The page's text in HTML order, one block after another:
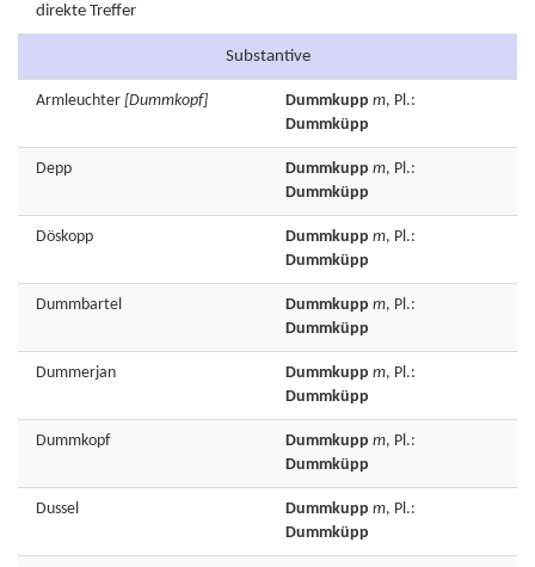
direkte Treffer
Substantive
Armleuchter [Dummkopf] Dummkupp m, Pl.:
Dummküpp
Depp Dummkupp m, Pl.:
Dummküpp
Döskopp Dummkupp m, Pl.:
Dummküpp
Dummbartel Dummkupp m, Pl.:
Dummküpp
Dummerjan Dummkupp m, Pl.:
Dummküpp
Dummkopf Dummkupp m, Pl.:
Dummküpp
Dussel Dummkupp m, Pl.:
Dummküpp